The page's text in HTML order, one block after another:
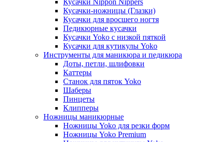
Кусачки Nippon Nippers
Кусачки-ножницы (Глазки)
Кусачки для вросшего ногтя
Педикюрные кусачки
Кусачки Yoko с низкой пяткой
Кусачки для кутикулы Yoko
Инструменты для маникюра и педикюра
Доты, петли, шлифовки
Каттеры
Станок для пяток Yoko
Шаберы
Пинцеты
Клипперы
Ножницы маникюрные
Ножницы Yoko для резки форм
Ножницы Yoko Premium